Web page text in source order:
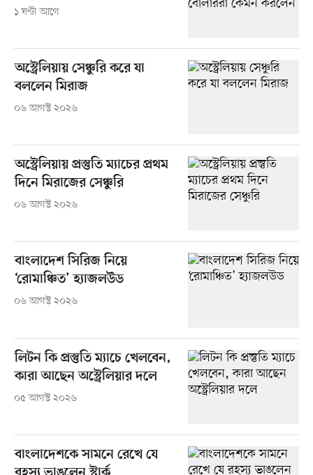
১ ঘণ্টা আগে
অস্ট্রেলিয়ায় সেঞ্চুরি করে যা
বললেন মিরাজ
০৬ আগস্ট ২০২৬
অস্ট্রেলিয়ায় প্রস্তুতি ম্যাচের প্রথম
দিনে মিরাজের সেঞ্চুরি
০৬ আগস্ট ২০২৬
বাংলাদেশ সিরিজ নিয়ে
‘রোমাঞ্চিত’ হ্যাজলউড
০৬ আগস্ট ২০২৬
লিটন কি প্রস্তুতি ম্যাচে খেলবেন,
কারা আছেন অস্ট্রেলিয়ার দলে
০৫ আগস্ট ২০২৬
বাংলাদেশকে সামনে রেখে যে